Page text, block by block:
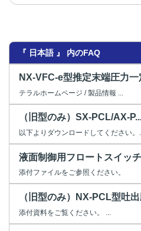
『 日本語 』 内のFAQ
NX-VFC-e型推定末端圧力一
テラルホームページ / 製品情報 ...
（旧型のみ）SX-PCL/AX-
以下よりダウンロードしてください。
液面制御用フロートスイッ
添付ファイルをご参照ください。
（旧型のみ）NX-PCL型吐
添付資料をご覧ください。 ...